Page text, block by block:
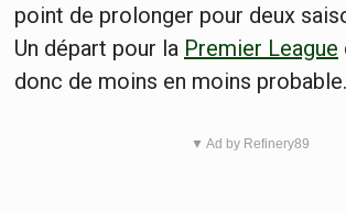
point de prolonger pour deux
Un départ pour la Premier League
donc de moins en moins probable.
▼ Ad by Refinery89